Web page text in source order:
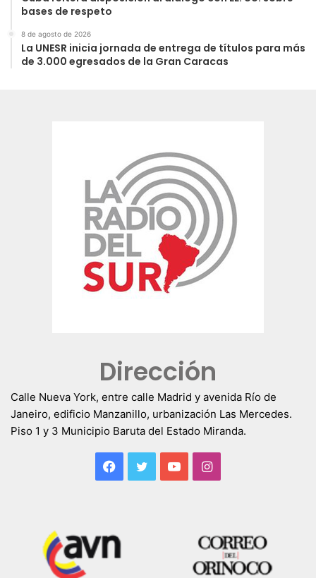
bases de respeto
8 de agosto de 2026
La UNESR inicia jornada de entrega de títulos para más
de 3.000 egresados de la Gran Caracas
Dirección
Calle Nueva York, entre calle Madrid y avenida Río de
Janeiro, edificio Manzanillo, urbanización Las Mercedes.
Piso 1 y 3 Municipio Baruta del Estado Miranda.
Facebook
TwitterYouTubeInstagram